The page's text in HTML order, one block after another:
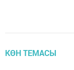
КӨН ТЕМАСЫ